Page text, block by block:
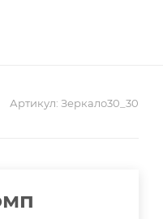
Артикул: Зеркало30_30